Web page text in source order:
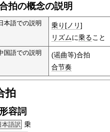
拍の概念の説明
本語での説明 乗り [ ノリ]
リズムに乗ること
国語での説明 (谣曲等)合拍
合节奏
拍
形容詞
本語訳 乗